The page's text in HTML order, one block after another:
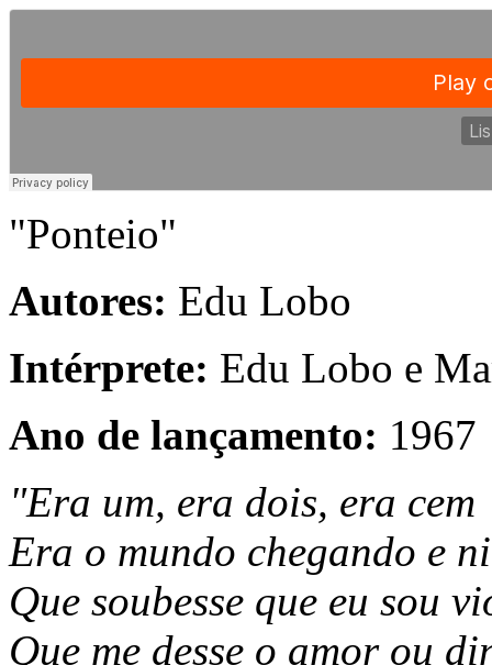
"Ponteio"
Autores: Edu Lobo
Intérprete: Edu Lobo e
Ano de lançamento: 1967
"Era um, era dois, era cem
Era o mundo chegando e
Que soubesse que eu sou
Que me desse o amor ou